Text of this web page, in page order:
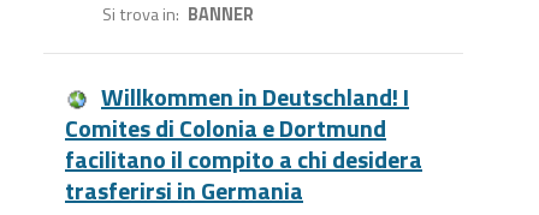
Si trova in BANNER
Willkommen in Deutschland! I
Comites di Colonia e Dortmund
facilitano il compito a chi desidera
trasferirsi in Germania